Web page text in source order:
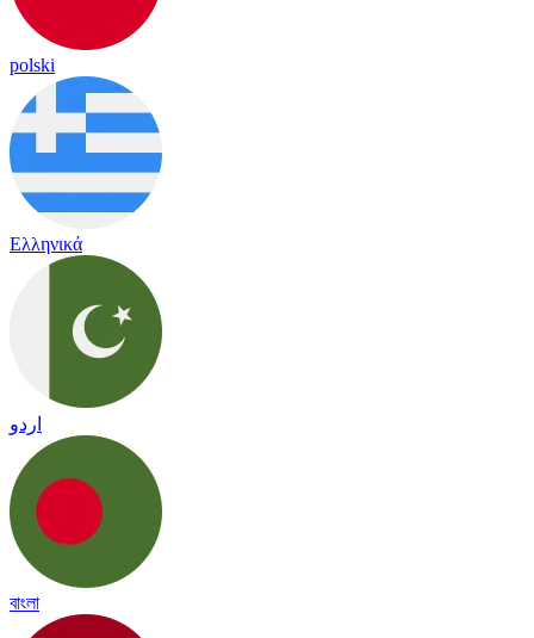
polski
Ελληνικά
اردو
বাংলা